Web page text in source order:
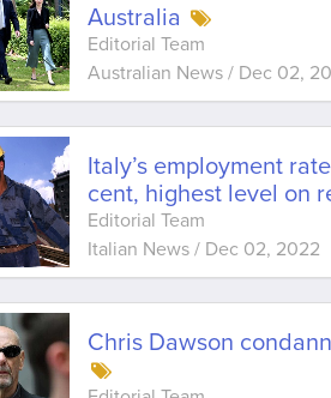
Australia
Editorial Team
Australian News / Dec 02,
Italy’s employment
cent, highest level on
Editorial Team
Italian News / Dec 02, 2022
Chris Dawson